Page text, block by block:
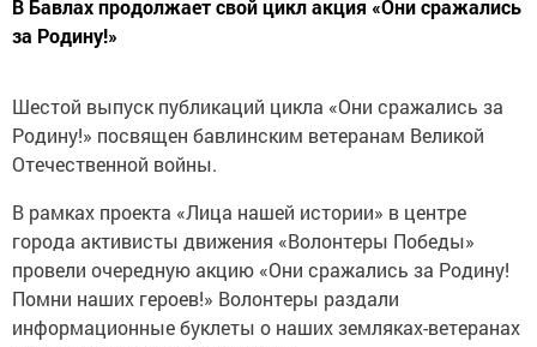
В Бавлах продолжает свой цикл акция «Они сражались
за Родину!»
Шестой выпуск публикаций цикла «Они сражались за
Родину!» посвящен бавлинским ветеранам Великой
Отечественной войны.
В рамках проекта «Лица нашей истории» в центре
города активисты движения «Волонтеры Победы»
провели очередную акцию «Они сражались за Родину!
Помни наших героев!» Волонтеры раздали
информационные буклеты о наших земляках-ветеранах